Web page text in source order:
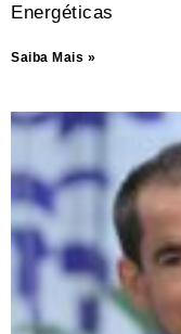
Energéticas
Saiba Mais »